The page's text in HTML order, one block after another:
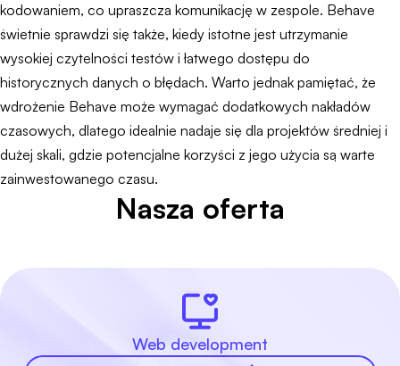
kodowaniem, co upraszcza komunikację w zespole. Behave
świetnie sprawdzi się także, kiedy istotne jest utrzymanie
wysokiej czytelności testów i łatwego dostępu do
historycznych danych o błędach. Warto jednak pamiętać, że
wdrożenie Behave może wymagać dodatkowych nakładów
czasowych, dlatego idealnie nadaje się dla projektów średniej i
dużej skali, gdzie potencjalne korzyści z jego użycia są warte
zainwestowanego czasu.
Nasza oferta
Web development